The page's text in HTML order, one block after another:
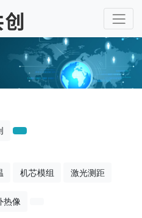
机芯模组 激光测距
热像